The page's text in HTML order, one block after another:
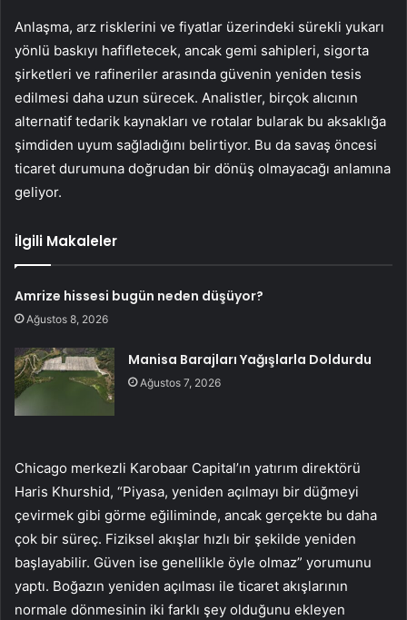
Anlaşma, arz risklerini ve fiyatlar üzerindeki sürekli yukarı
yönlü baskıyı hafifletecek, ancak gemi sahipleri, sigorta
şirketleri ve rafineriler arasında güvenin yeniden tesis
edilmesi daha uzun sürecek. Analistler, birçok alıcının
alternatif tedarik kaynakları ve rotalar bularak bu aksaklığa
şimdiden uyum sağladığını belirtiyor. Bu da savaş öncesi
ticaret durumuna doğrudan bir dönüş olmayacağı anlamına
geliyor.
İlgili Makaleler
Amrize hissesi bugün neden düşüyor?
Ağustos 8, 2026
Manisa Barajları Yağışlarla Doldurdu
Ağustos 7, 2026
Chicago merkezli Karobaar Capital’ın yatırım direktörü
Haris Khurshid, “Piyasa, yeniden açılmayı bir düğmeyi
çevirmek gibi görme eğiliminde, ancak gerçekte bu daha
çok bir süreç. Fiziksel akışlar hızlı bir şekilde yeniden
başlayabilir. Güven ise genellikle öyle olmaz” yorumunu
yaptı. Boğazın yeniden açılması ile ticaret akışlarının
normale dönmesinin iki farklı şey olduğunu ekleyen